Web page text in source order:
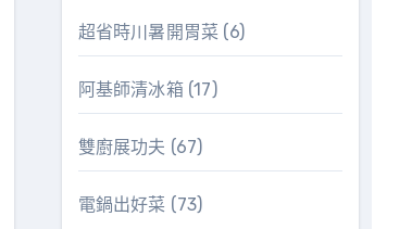
超省時川暑開胃菜 (6)
阿基師清冰箱(17)
雙廚展功夫 (67)
電鍋出好菜 (73)